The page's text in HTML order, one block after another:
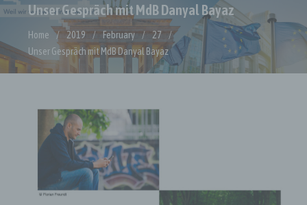
Unser Gespräch mit MdB Danyal Bayaz
Home 2019 February
27
Unser Gespräch mit MdB Danyal Bayaz